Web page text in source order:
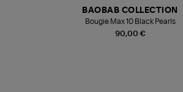
90,00 €
BAOBAB COLLECTION
Bougie Max 10 Black Pearls